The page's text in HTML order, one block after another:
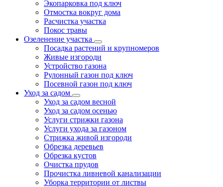
Экопарковка под ключ
Отмостка вокруг дома
Расчистка участка
Покос травы
Озеленение участка
Посадка растений и крупномеров
Живые изгороди
Устройство газона
Рулонный газон под ключ
Посевной газон под ключ
Уход за садом
Уход за садом весной
Уход за садом осенью
Услуги стрижки газона
Услуги ухода за газоном
Стрижка живой изгороди
Обрезка деревьев
Обрезка кустов
Очистка прудов
Прочистка ливневой канализации
Уборка территории от листвы